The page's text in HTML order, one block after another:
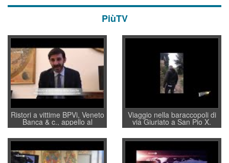
PiùTV
Ristori a vittime BPVi, Veneto
Banca & c., appello al
sottosegretario Alessio
Villarosa: per mettere ordine
convochi con Di Maio CNCU
a supporto della cabina di
regia al Mef
Viaggio nella baraccopoli di
via Giuriato a San Pio X.
Vicenza ai Vicentini: “faremo
un regalo di Natale ai
residenti”